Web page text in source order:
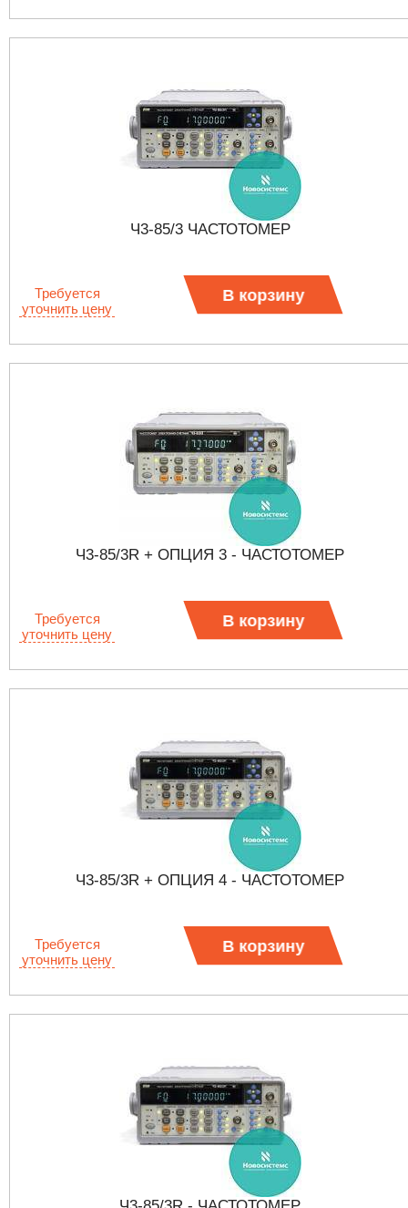
Ч3-85/3 ЧАСТОТОМЕР
Требуется
уточнить цену
В корзину
Ч3-85/3R + ОПЦИЯ 3 - ЧАСТОТОМЕР
Требуется
уточнить цену
В корзину
Ч3-85/3R + ОПЦИЯ 4 - ЧАСТОТОМЕР
Требуется
уточнить цену
В корзину